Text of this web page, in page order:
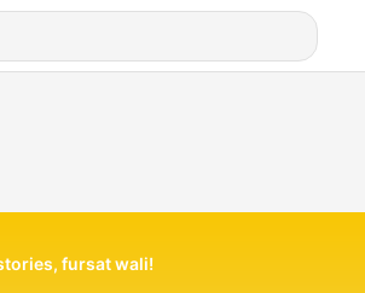
fursat wali!